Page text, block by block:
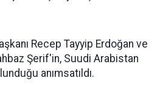
Recep Tayyip Erdoğan ve
Şerif'in, Suudi Arabistan
anımsatıldı.